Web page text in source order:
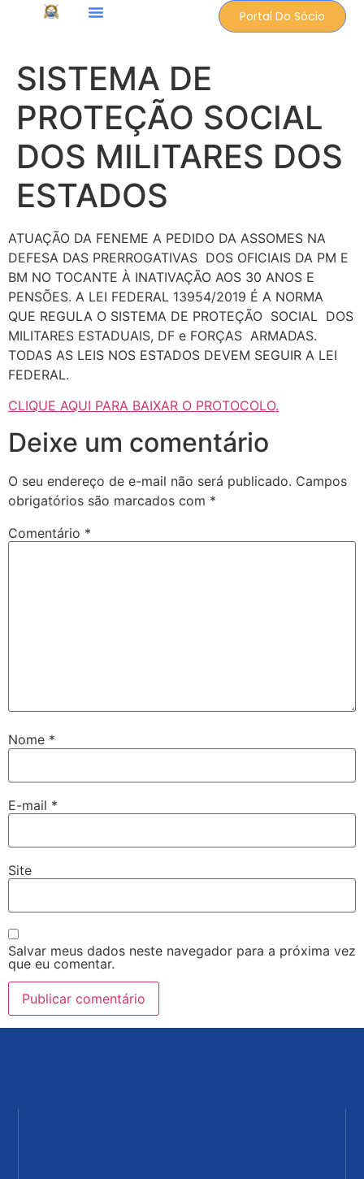
Portal Do Sócio
SISTEMA DE
PROTEÇÃO SOCIAL
DOS MILITARES DOS
ESTADOS
ATUAÇÃO DA FENEME A PEDIDO DA ASSOMES NA
DEFESA DAS PRERROGATIVAS DOS OFICIAIS DA PM E
BM NO TOCANTE À INATIVAÇÃO AOS 30 ANOS E
PENSÕES. A LEI FEDERAL 13954/2019 É A NORMA
QUE REGULA O SISTEMA DE PROTEÇÃO SOCIAL DOS
MILITARES ESTADUAIS, DF e FORÇAS ARMADAS.
TODAS AS LEIS NOS ESTADOS DEVEM SEGUIR A LEI
FEDERAL.
CLIQUE AQUI PARA BAIXAR O PROTOCOLO.
Deixe um comentário
O seu endereço de e-mail não será publicado. Campos
obrigatórios são marcados com *
Comentário *
Nome *
E-mail *
Site
Salvar meus dados neste navegador para a próxima vez
que eu comentar.